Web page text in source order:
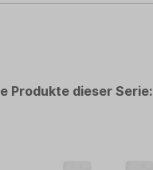
Produkte dieser Serie: